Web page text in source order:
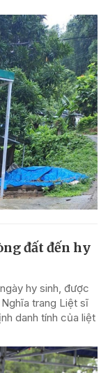
đất đến hy
hy sinh, được
trang Liệt sĩ
danh tính của liệt